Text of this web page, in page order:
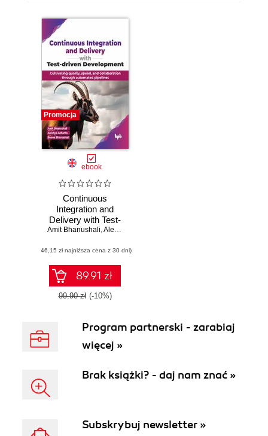
Promocja
ebook
Continuous
Integration and
Delivery with Test-
driven
Amit Bhanushali,Alekhya Achanta
(46,15 zł najniższa cena z 30 dni)
89.91 zł
99.90 zł (-10%)
Program partnerski - zarabiaj
więcej »
Brak książki? - daj nam znać »
Subskrybuj newsletter »